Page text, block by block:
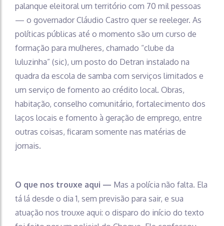
palanque eleitoral um território com 70 mil pessoas
— o governador Cláudio Castro quer se reeleger. As
políticas públicas até o momento são um curso de
formação para mulheres, chamado “clube da
luluzinha” (sic), um posto do Detran instalado na
quadra da escola de samba com serviços limitados e
um serviço de fomento ao crédito local. Obras,
habitação, conselho comunitário, fortalecimento dos
laços locais e fomento à geração de emprego, entre
outras coisas, ficaram somente nas matérias de
jornais.
O que nos trouxe aqui — Mas a polícia não falta. Ela
tá lá desde o dia 1, sem previsão para sair, e sua
atuação nos trouxe aqui: o disparo do início do texto